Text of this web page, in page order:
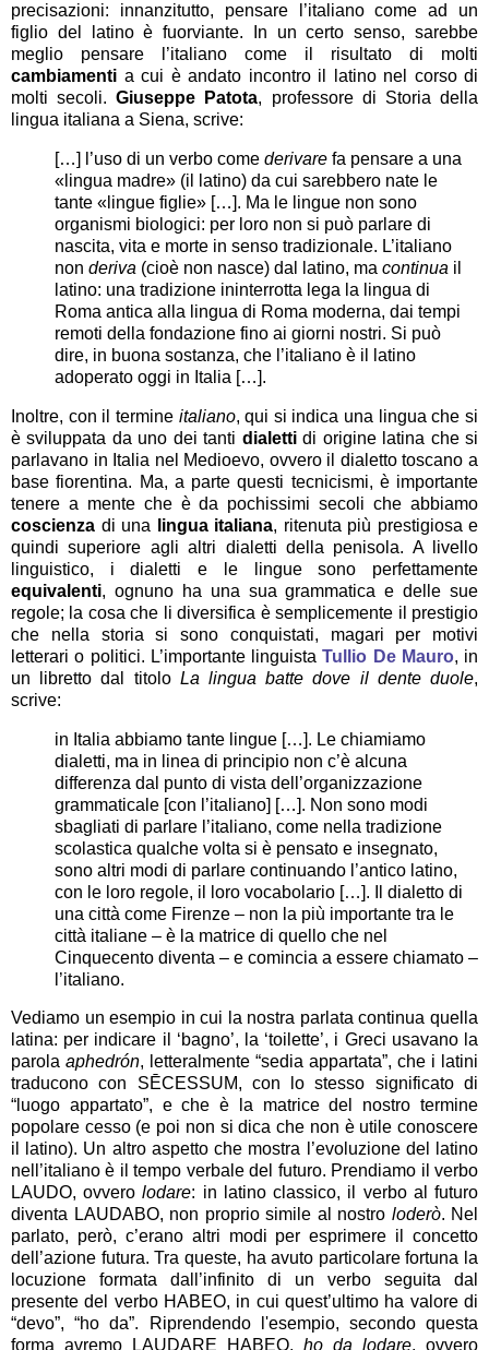
precisazioni: innanzitutto, pensare l’italiano come ad un
figlio del latino è fuorviante. In un certo senso, sarebbe
meglio pensare l’italiano come il risultato di molti
cambiamenti a cui è andato incontro il latino nel corso di
molti secoli.Giuseppe Patota, professore di Storia della
lingua italiana a Siena, scrive:
[…] l’uso di un verbo come derivare fa pensare a una
«lingua madre» (il latino) da cui sarebbero nate le
tante «lingue figlie» […]. Ma le lingue non sono
organismi biologici: per loro non si può parlare di
nascita, vita e morte in senso tradizionale. L’italiano
non deriva (cioè non nasce) dal latino, ma continua il
latino: una tradizione ininterrotta lega la lingua di
Roma antica alla lingua di Roma moderna, dai tempi
remoti della fondazione fino ai giorni nostri. Si può
dire, in buona sostanza, che l’italiano è il latino
adoperato oggi in Italia […].
Inoltre, con il termine italiano, qui si indica una lingua che si
è sviluppata da uno dei tanti dialettidi origine latina che si
parlavano in Italia nel Medioevo, ovvero il dialetto toscano a
base fiorentina. Ma, a parte questi tecnicismi, è importante
tenere a mente che è da pochissimi secoli che abbiamo
coscienza di una lingua italiana, ritenuta più prestigiosa e
quindi superiore agli altri dialetti della penisola. A livello
linguistico, i dialetti e le lingue sono perfettamente
equivalenti, ognuno ha una sua grammatica e delle sue
regole; la cosa che li diversifica è semplicemente il prestigio
che nella storia si sono conquistati, magari per motivi
letterari o politici. L’importante linguistaTullio De Mauro, in
un libretto dal titolo La lingua batte dove il dente duole,
scrive:
in Italia abbiamo tante lingue […]. Le chiamiamo
dialetti, ma in linea di principio non c’è alcuna
differenza dal punto di vista dell’organizzazione
grammaticale [con l’italiano] […]. Non sono modi
sbagliati di parlare l’italiano, come nella tradizione
scolastica qualche volta si è pensato e insegnato,
sono altri modi di parlare continuando l’antico latino,
con le loro regole, il loro vocabolario […]. Il dialetto di
una città come Firenze – non la più importante tra le
città italiane – è la matrice di quello che nel
Cinquecento diventa – e comincia a essere chiamato –
l’italiano.
Vediamo un esempio in cui la nostra parlata continua quella
latina: per indicare il ‘bagno’, la ‘toilette’, i Greci usavano la
parola aphedrón, letteralmente “sedia appartata”, che i latini
traducono con SĒCESSUM, con lo stesso significato di
“luogo appartato”, e che è la matrice del nostro termine
popolare cesso (e poi non si dica che non è utile conoscere
il latino). Un altro aspetto che mostra l’evoluzione del latino
nell’italiano è il tempo verbale del futuro. Prendiamo il verbo
LAUDO, ovverolodare: in latino classico, il verbo al futuro
diventa LAUDABO, non proprio simile al nostro loderò. Nel
parlato, però, c’erano altri modi per esprimere il concetto
dell’azione futura. Tra queste, ha avuto particolare fortuna la
locuzione formata dall’infinito di un verbo seguita dal
presente del verbo HABEO, in cui quest’ultimo ha valore di
“devo”, “ho da”. Riprendendo l'esempio, secondo questa
forma avremo LAUDARE HABEO, ho da lodare, ovvero